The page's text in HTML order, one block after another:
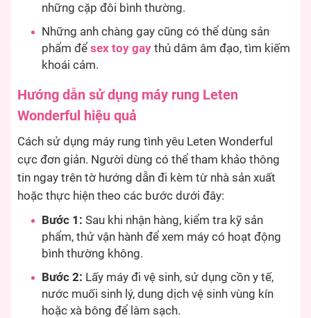
những cặp đôi bình thường.
Những anh chàng gay cũng có thể dùng sản
phẩm để sex toy gay thủ dâm âm đạo, tìm kiếm
khoái cảm.
Hướng dẫn sử dụng máy rung Leten
Wonderful hiệu quả
Cách sử dụng máy rung tình yêu Leten Wonderful
cực đơn giản. Người dùng có thể tham khảo thông
tin ngay trên tờ hướng dẫn đi kèm từ nhà sản xuất
hoặc thực hiện theo các bước dưới đây:
Bước 1: Sau khi nhận hàng, kiểm tra kỹ sản
phẩm, thử vận hành để xem máy có hoạt động
bình thường không.
Bước 2: Lấy máy đi vệ sinh, sử dụng cồn y tế,
nước muối sinh lý, dung dịch vệ sinh vùng kín
hoặc xà bông để làm sạch.